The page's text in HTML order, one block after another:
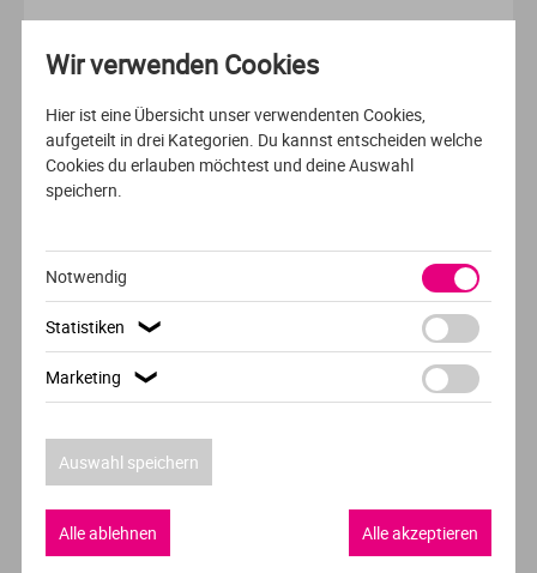
Management
BERUFSBEGLEITEND /DUALES / AUSBILDUNGSBEGLEITENDES
STUDIUM
AUSFÜHRLICHES PROFIL
Steuerrecht (LL.B.)
FOM Hochschule für Oekonomie & Management
Wir verwenden Cookies
Hier ist eine Übersicht unser verwendenten Cookies,
aufgeteilt in drei Kategorien. Du kannst entscheiden welche
Cookies du erlauben möchtest und deine Auswahl
speichern.
Notwendig
Statistiken ❯
Marketing ❯
Auswahl speichern
Alle akzeptieren
Alle ablehnen